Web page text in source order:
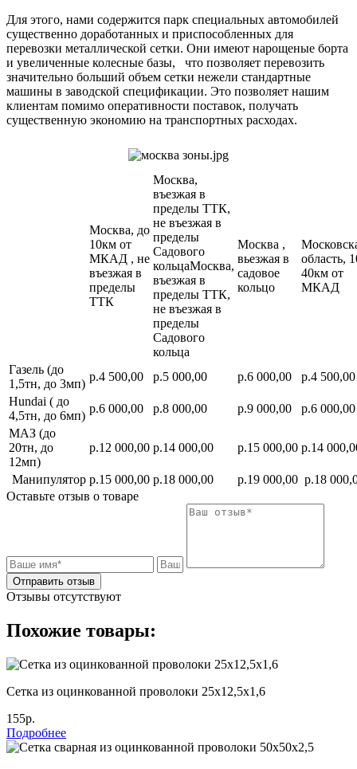
Для этого, нами содержится парк специальных автомобилей
существенно доработанных и приспособленных для
перевозки металлической сетки. Они имеют нарощеные борта
и увеличенные колесные базы, что позволяет перевозить
значительно больший объем сетки нежели стандартные
машины в заводской спецификации. Это позволяет нашим
клиентам помимо оперативности поставок, получать
существенную экономию на транспортных расходах.
Москва, до
10км от
МКАД , не
въезжая в
пределы
ТТК
Москва,
въезжая в
пределы ТТК,
не въезжая в
пределы
Садового
кольцаМосква,
въезжая в
пределы ТТК,
не въезжая в
пределы
Садового
кольца
Москва ,
вьезжая в
садовое
кольцо
область,
40км от
МКАД
Газель (до
1,5тн, до 3мп)
р.4 500,00 р.5 000,00 р.6 000,00
р.4 500,00
Hundai ( до
4,5тн, до 6мп)
р.6 000,00 р.8 000,00 р.9 000,00
р.6 000,00
МАЗ (до
20тн, до
12мп)
р.12 000,00 р.14 000,00 р.15 000,00 р.14
Манипулятор р.15 000,00 р.18 000,00 р.19 000,00 р.18
Оставьте отзыв о товаре
Отправить отзыв
Отзывы отсутствуют
Похожие товары:
Сетка из оцинкованной проволоки 25х12,5х1,6
155р.
Подробнее